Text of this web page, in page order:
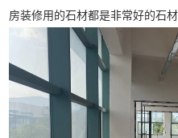
房装修用的石材都是非常好的石